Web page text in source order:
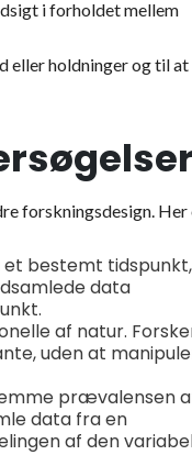
i forholdet mellem
eller holdninger og til at
forskningsdesign. Her
bestemt tidspunkt,
data
af natur.
uden at
prævalensen
data fra en
af den